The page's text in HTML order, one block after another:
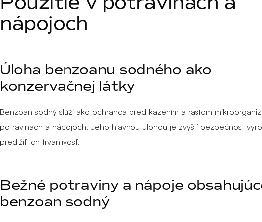
nápojoch
Úloha benzoanu sodného ako
konzervačnej látky
Benzoan sodný slúži ako ochranca pred kazením a rastom
potravinách a nápojoch. Jeho hlavnou úlohou je zvýšiť bezpečnosť
predĺžiť ich trvanlivosť.
Bežné potraviny a nápoje
benzoan sodný